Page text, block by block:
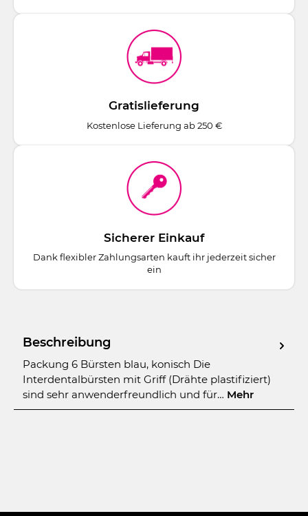
Gratislieferung
Kostenlose Lieferung ab 250 €
Sicherer Einkauf
Dank flexibler Zahlungsarten kauft ihr jederzeit sicher
ein
Beschreibung
Packung 6 Bürsten blau, konisch Die
Interdentalbürsten mit Griff (Drähte plastifiziert)
sind sehr anwenderfreundlich und für… Mehr